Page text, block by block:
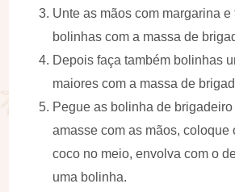
Unte as mãos com margarina
bolinhas com a massa de
Depois faça também bolinhas
maiores com a massa de
Pegue as bolinha de
amasse com as mãos, coloque
coco no meio, envolva com o
uma bolinha.